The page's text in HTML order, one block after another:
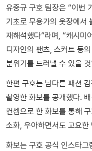
유중규 구호 팀장은 “이번
기초로 무용가의 옷장에서
재해석했다”라며, “캐시미
디자인의 팬츠, 스커트 등
분위기를 드러낼 수 있을
한편 구호는 남다른 패션
촬영한 화보를 공개했다.
컨셉으로 한 화보를 통해
소화, 우아하면서도 고요한
화보는 구호 공식 인스타